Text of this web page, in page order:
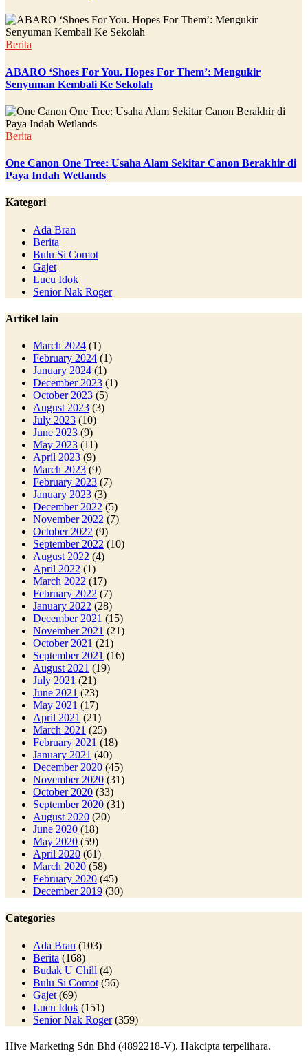
Berita
ABARO ‘Shoes For You. Hopes For Them’: Mengukir
Senyuman Kembali Ke Sekolah
Berita
One Canon One Tree: Usaha Alam Sekitar Canon Berakhir di
Paya Indah Wetlands
Kategori
Ada Bran
Berita
Bulu Si Comot
Gajet
Lucu Idok
Senior Nak Roger
Artikel lain
March 2024 (1)
February 2024 (1)
January 2024 (1)
December 2023 (1)
October 2023 (5)
August 2023 (3)
July 2023 (10)
June 2023 (9)
May 2023 (11)
April 2023 (9)
March 2023 (9)
February 2023 (7)
January 2023 (3)
December 2022 (5)
November 2022 (7)
October 2022 (9)
September 2022 (10)
August 2022 (4)
April 2022 (1)
March 2022 (17)
February 2022 (7)
January 2022 (28)
December 2021 (15)
November 2021 (21)
October 2021 (21)
September 2021 (16)
August 2021 (19)
July 2021 (21)
June 2021 (23)
May 2021 (17)
April 2021 (21)
March 2021 (25)
February 2021 (18)
January 2021 (40)
December 2020 (45)
November 2020 (31)
October 2020 (33)
September 2020 (31)
August 2020 (20)
June 2020 (18)
May 2020 (59)
April 2020 (61)
March 2020 (58)
February 2020 (45)
December 2019 (30)
Categories
Ada Bran (103)
Berita (168)
Budak U Chill (4)
Bulu Si Comot (56)
Gajet (69)
Lucu Idok (151)
Senior Nak Roger(359)
Hive Marketing Sdn Bhd (4892218-V). Hakcipta terpelihara.